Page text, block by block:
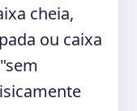
cheia,
ou caixa